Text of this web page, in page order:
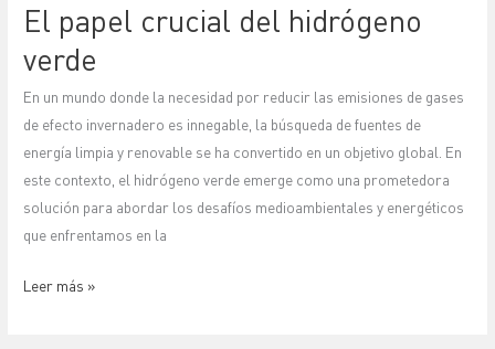
El papel crucial del hidrógeno
verde
En un mundo donde la necesidad por reducir las emisiones de gases
de efecto invernadero es innegable, la búsqueda de fuentes de
energía limpia y renovable se ha convertido en un objetivo global. En
este contexto, el hidrógeno verde emerge como una prometedora
solución para abordar los desafíos medioambientales y energéticos
que enfrentamos en la
Leer más »